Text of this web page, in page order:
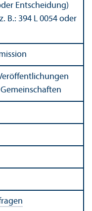
Entscheidung)
B.: 394 L 0054 oder